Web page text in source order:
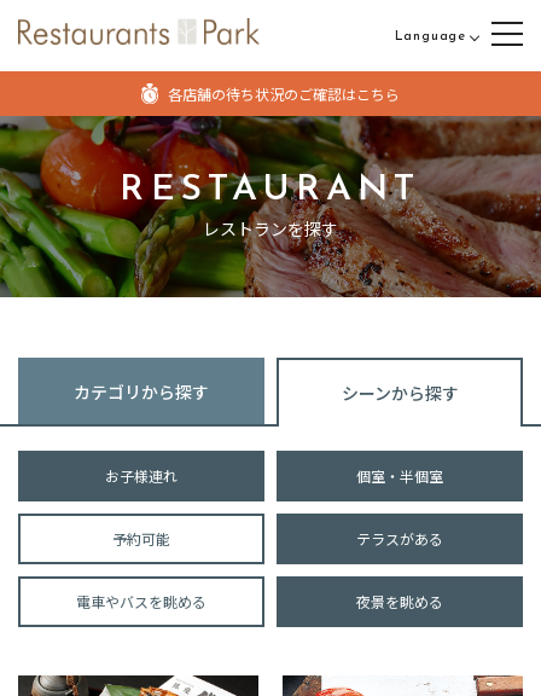
各店舗の待ち状況のご確認はこちら
Language
日本語
English
中文（繁体字）
中文（簡体字）
RESTAURANT
レストランを探す
カテゴリから探す シーンから探す
お子様連れ 個室・半個室
予約可能 テラスがある
電車やバスを眺める 夜景を眺める